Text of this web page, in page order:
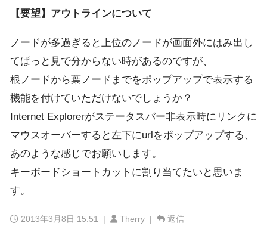
【要望】アウトラインについて
ノードが多過ぎると上位のノードが画面外にはみ出し
てぱっと見で分からない時があるのですが、
根ノードから葉ノードまでをポップアップで表示する
機能を付けていただけないでしょうか？
Internet Explorerがステータスバー非表示時にリンクに
マウスオーバーすると左下にurlをポップアップする、
あのような感じでお願いします。
キーボードショートカットに割り当てたいと思いま
す。
2013年3月8日 15:51 | Therry | 返信